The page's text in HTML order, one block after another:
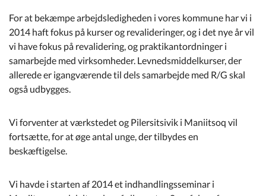
For at bekæmpe arbejdsledigheden i vores kommune har vi i
2014 haft fokus på kurser og revalideringer, og i det nye år vil
vi have fokus på revalidering, og praktikantordninger i
samarbejde med virksomheder. Levnedsmiddelkurser, der
allerede er igangværende til dels samarbejde med R/G skal
også udbygges.
Vi forventer at værkstedet og Pilersitsivik i Maniitsoq vil
fortsætte, for at øge antal unge, der tilbydes en
beskæftigelse.
Vi havde i starten af 2014 et indhandlingsseminar i